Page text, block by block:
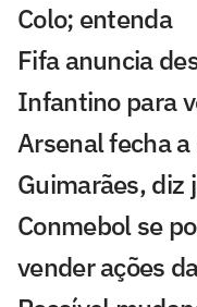
Colo; entenda
Fifa anuncia
Infantino para
Arsenal fecha
Guimarães, diz
Conmebol se
vender ações